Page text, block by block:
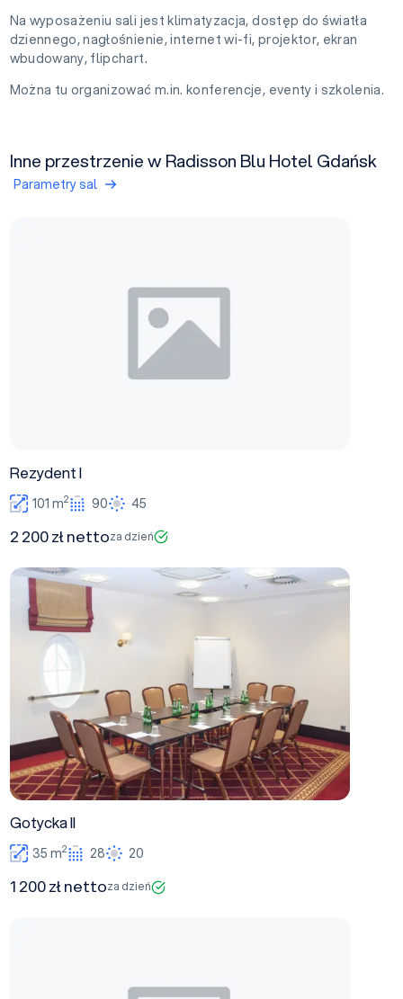
Na wyposażeniu sali jest klimatyzacja, dostęp do światła
dziennego, nagłośnienie, internet wi-fi, projektor, ekran
wbudowany, flipchart.
Można tu organizować m.in. konferencje, eventy i szkolenia.
Inne przestrzenie w Radisson Blu Hotel Gdańsk
Parametry sal
Rezydent I
101 m2 90 45
2 200 zł nettoza dzień
Gotycka II
Gotycka II
35 m2 28 20
1 200 zł nettoza dzień